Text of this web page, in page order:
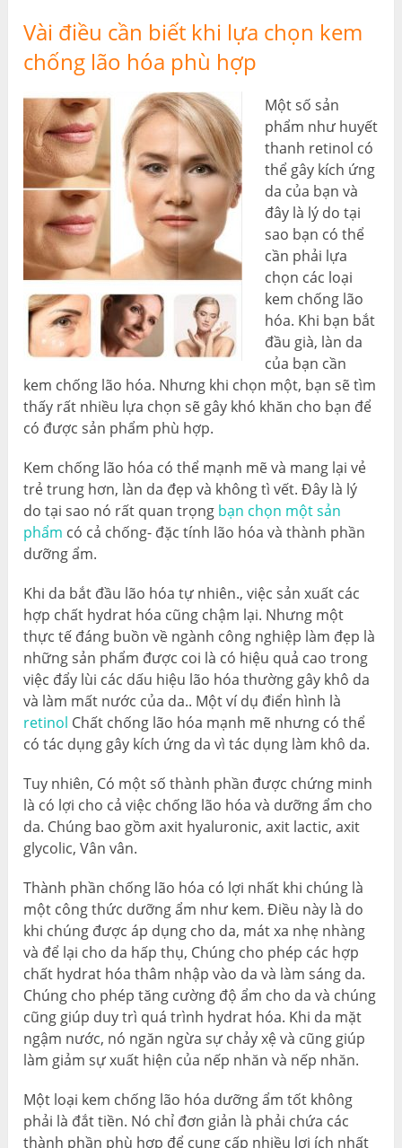
Vài điều cần biết khi lựa chọn kem
chống lão hóa phù hợp
Một số sản
phẩm như huyết
thanh retinol có
thể gây kích ứng
da của bạn và
đây là lý do tại
sao bạn có thể
cần phải lựa
chọn các loại
kem chống lão
hóa. Khi bạn bắt
đầu già, làn da
của bạn cần
kem chống lão hóa. Nhưng khi chọn một, bạn sẽ tìm
thấy rất nhiều lựa chọn sẽ gây khó khăn cho bạn để
có được sản phẩm phù hợp.
Kem chống lão hóa có thể mạnh mẽ và mang lại vẻ
trẻ trung hơn, làn da đẹp và không tì vết. Đây là lý
do tại sao nó rất quan trọng bạn chọn một sản
phẩm có cả chống- đặc tính lão hóa và thành phần
dưỡng ẩm.
Khi da bắt đầu lão hóa tự nhiên., việc sản xuất các
hợp chất hydrat hóa cũng chậm lại. Nhưng một
thực tế đáng buồn về ngành công nghiệp làm đẹp là
những sản phẩm được coi là có hiệu quả cao trong
việc đẩy lùi các dấu hiệu lão hóa thường gây khô da
và làm mất nước của da.. Một ví dụ điển hình là
retinol Chất chống lão hóa mạnh mẽ nhưng có thể
có tác dụng gây kích ứng da vì tác dụng làm khô da.
Tuy nhiên, Có một số thành phần được chứng minh
là có lợi cho cả việc chống lão hóa và dưỡng ẩm cho
da. Chúng bao gồm axit hyaluronic, axit lactic, axit
glycolic, Vân vân.
Thành phần chống lão hóa có lợi nhất khi chúng là
một công thức dưỡng ẩm như kem. Điều này là do
khi chúng được áp dụng cho da, mát xa nhẹ nhàng
và để lại cho da hấp thụ, Chúng cho phép các hợp
chất hydrat hóa thâm nhập vào da và làm sáng da.
Chúng cho phép tăng cường độ ẩm cho da và chúng
cũng giúp duy trì quá trình hydrat hóa. Khi da mặt
ngậm nước, nó ngăn ngừa sự chảy xệ và cũng giúp
làm giảm sự xuất hiện của nếp nhăn và nếp nhăn.
Một loại kem chống lão hóa dưỡng ẩm tốt không
phải là đắt tiền. Nó chỉ đơn giản là phải chứa các
thành phần phù hợp để cung cấp nhiều lợi ích nhất